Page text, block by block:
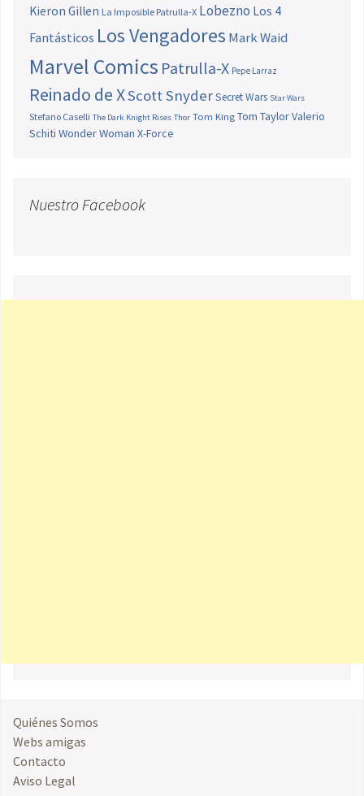
Kieron Gillen La Imposible Patrulla-X Lobezno Los 4
Fantásticos Los Vengadores Mark Waid
Marvel Comics Patrulla-X Pepe Larraz
Reinado de XScott SnyderSecret Wars Star Wars
Stefano Caselli The Dark Knight Rises Thor Tom King Tom TaylorValerio
Schiti Wonder Woman X-Force
Nuestro Facebook
Quiénes Somos
Webs amigas
Contacto
Aviso Legal